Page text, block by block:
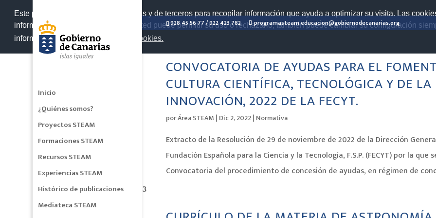
Este portal web utiliza cookies propias y de terceros para recopilar información que ayuda a optimizar su visita. Las
información de carácter personal. Usted puede permitir su uso o rechazarlo, también puede cambiar su configuración
información en nuestraPolítica de cookies.
928 45 56 77 / 922 423 782 programasteam.educacion@gobiernodecanarias.org
Inicio
¿Quiénes somos?
Proyectos STEAM
Formaciones STEAM
Recursos STEAM
Experiencias STEAM
Histórico de publicaciones
Mediateca STEAM
CONVOCATORIA DE AYUDAS PARA EL
CULTURA CIENTÍFICA, TECNOLÓGICA Y DE LA
INNOVACIÓN, 2022 DE LA FECYT.
porÁrea STEAM | Dic 2, 2022| Normativa
Extracto de la Resolución de 29 de noviembre de 2022 de la Dirección
Fundación Española para la Ciencia y la Tecnología, F.S.P. (FECYT) por la que
Convocatoria del procedimiento de concesión de ayudas, en régimen de